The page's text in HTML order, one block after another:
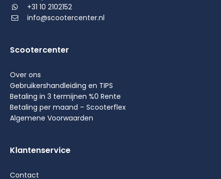
+31 10 2102152
info@scootercenter.nl
Scootercenter
Over ons
Gebruikershandleiding en TIPS
Betaling in 3 termijnen %0 Rente
Betaling per maand – Scooterflex
Algemene Voorwaarden
Klantenservice
Contact